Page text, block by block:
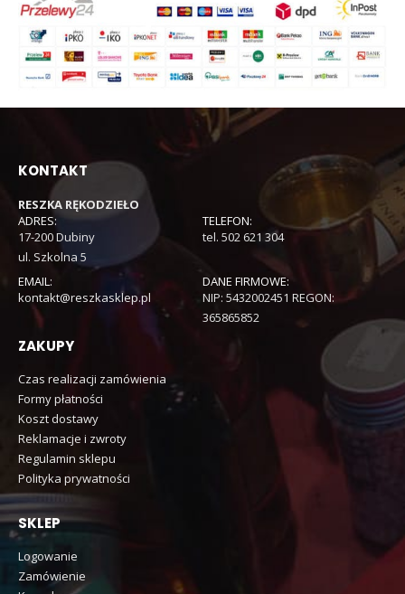
KONTAKT
RESZKA RĘKODZIEŁO
ADRES:
17-200 Dubiny
ul. Szkolna 5
TELEFON:
tel. 502 621 304
EMAIL:
kontakt@reszkasklep.pl
DANE FIRMOWE:
NIP: 5432002451 REGON:
365865852
ZAKUPY
Czas realizacji zamówienia
Formy płatności
Koszt dostawy
Reklamacje i zwroty
Regulamin sklepu
Polityka prywatności
SKLEP
Logowanie
Zamówienie